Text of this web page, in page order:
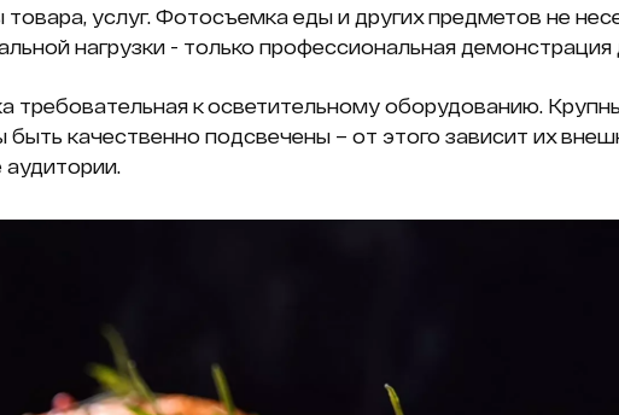
товара, услуг. Фотосъемка еды и других предметов не
нагрузки - только профессиональная демонстрация
требовательная к осветительному оборудованию.
качественно подсвечены – от этого зависит их
аудитории.